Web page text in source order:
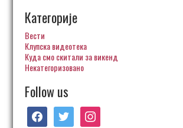
Категорије
Вести
Клупска видеотека
Куда смо скитали за викенд
Некатегоризовано
Follow us
facebooktwitter instagram